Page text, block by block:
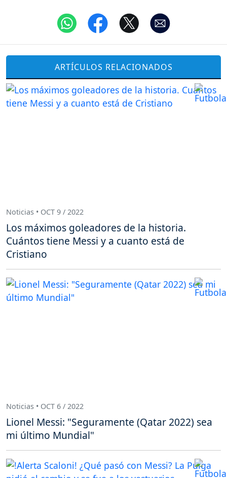
ARTÍCULOS RELACIONADOS
Noticias • OCT 9 / 2022
Los máximos goleadores de la historia.
Cuántos tiene Messi y a cuanto está de
Cristiano
Noticias • OCT 6 / 2022
Lionel Messi: "Seguramente (Qatar 2022) sea
mi último Mundial"